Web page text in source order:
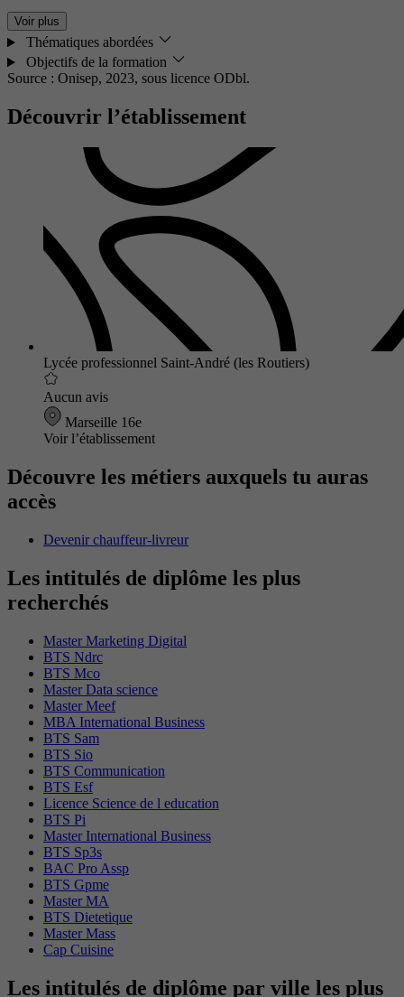
Voir plus
Thématiques abordées
Objectifs de la formation
Source : Onisep, 2023, sous licence ODbl.
Découvrir l’établissement
Lycée professionnel Saint-André (les Routiers)
Aucun avis
Marseille 16e
Voir l’établissement
Découvre les métiers auxquels tu auras
accès
Devenir chauffeur-livreur
Les intitulés de diplôme les plus
recherchés
Master Marketing Digital
BTS Ndrc
BTS Mco
Master Data science
Master Meef
MBA International Business
BTS Sam
BTS Sio
BTS Communication
BTS Esf
Licence Science de l education
BTS Pi
Master International Business
BTS Sp3s
BAC Pro Assp
BTS Gpme
Master MA
BTS Dietetique
Master Mass
Cap Cuisine
Les intitulés de diplôme par ville les plus